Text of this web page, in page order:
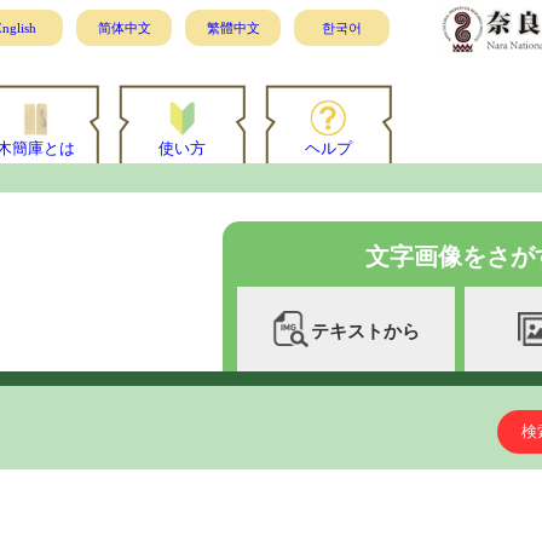
简体中文 繁體中文 한국어
簡庫とは 使い方 ヘルプ
文字画像をさが
テキストから
検